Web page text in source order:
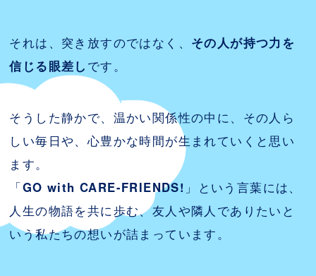
それは、突き放すのではなく、 その人が持つ力を
信じる眼差し です。
そうした静かで、温かい関係性の中に、その人ら
しい毎日や、心豊かな時間が生まれていくと思い
ます。
「GO with CARE-FRIENDS! 」という言葉には、
人生の物語を共に歩む、友人や隣人でありたいと
いう私たちの想いが詰まっています。